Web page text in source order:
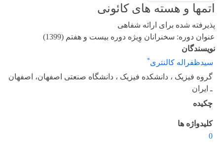
اتمها و هسته های کائونی
پذیرفته شده برای ارائه شفاهی
عنوان دوره: سخنرانان وِیژه دوره بیست و هفتم (1399)
نویسندگان
سیدظفراله کالنتری*
گروه فیزیک ، دانشکده فیزیک ، دانشگاه صنعتی اصفهان، اصفهان
ـ ایران
چکیده
کلیدواژه ها
0